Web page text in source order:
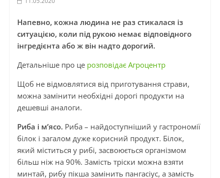
Напевно, кожна людина не раз стикалася із
ситуацією, коли під рукою немає відповідного
інгредієнта або ж він надто дорогий.
Детальніше про це розповідає Агроцентр
Щоб не відмовлятися від приготування страви,
можна замінити необхідні дорогі продукти на
дешевші аналоги.
Риба і м’ясо. Риба – найдоступніший у гастрономії
білок і загалом дуже корисний продукт. Білок,
який міститься у рибі, засвоюється організмом
більш ніж на 90%. Замість тріски можна взяти
минтай, рибу пікша замінить пангасіус, а замість